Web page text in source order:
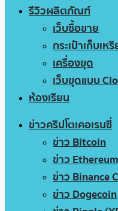
รีวิวผลิตภัณฑ์
เว็บซื้อขาย
กระเป๋าเก็บเห
เครื่องขุด
เว็บขุดแบบ
ห้องเรียน
ข่าวคริปโตเคอเรนซี่
ข่าว Bitcoin
ข่าว Ethereum
ข่าว Binance
ข่าว Dogecoin